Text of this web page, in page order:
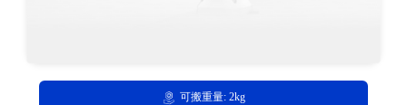
可搬重量: 2kg